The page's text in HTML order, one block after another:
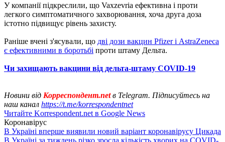
У компанії підкреслили, що Vaxzevria ефективна і проти
легкого симптоматичного захворювання, хоча друга доза
істотно підвищує рівень захисту.
Раніше вчені з'ясували, що дві дози вакцин Pfizer і AstraZeneca
є ефективними в боротьбі проти штаму Дельта.
Чи захищають вакцини від дельта-штаму COVID-19
Новини від Корреспондент.netв Telegram. Підписуйтесь на
наш канал https://t.me/korrespondentnet
Читайте Korrespondent.net в Google News
Коронавірус
В Україні вперше виявили новий варіант коронавірусу Цикада
В Україні за тиждень різко зросла кількість хворих на COVID-